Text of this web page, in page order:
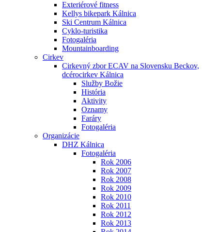
Exteriérové fitness
Kellys bikepark Kálnica
Ski Centrum Kálnica
Cyklo-turistika
Fotogaléria
Mountainboarding
Cirkev
Cirkevný zbor ECAV na Slovensku Beckov,
dcérocirkev Kálnica
Služby Božie
História
Aktivity
Oznamy
Faráry
Fotogaléria
Organizácie
DHZ Kálnica
Fotogaléria
Rok 2006
Rok 2007
Rok 2008
Rok 2009
Rok 2010
Rok 2011
Rok 2012
Rok 2013